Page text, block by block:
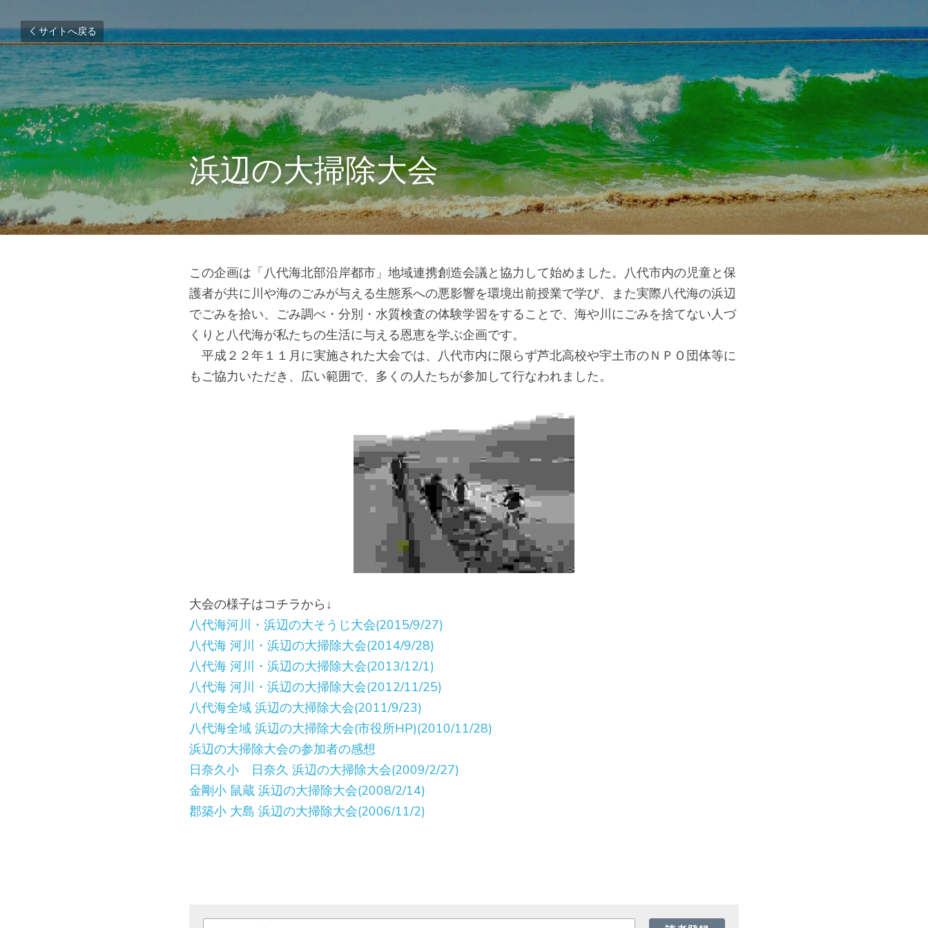
サイトへ戻る
浜辺の大掃除大会
この企画は「八代海北部沿岸都市」地域連携創造会議と協力して始めました。八代市内の児童と保
護者が共に川や海のごみが与える生態系への悪影響を環境出前授業で学び、また実際八代海の浜辺
でごみを拾い、ごみ調べ・分別・水質検査の体験学習をすることで、海や川にごみを捨てない人づ
くりと八代海が私たちの生活に与える恩恵を学ぶ企画です。
平成２２年１１月に実施された大会では、八代市内に限らず芦北高校や宇土市のＮＰＯ団体等に
もご協力いただき、広い範囲で、多くの人たちが参加して行なわれました。
大会の様子はコチラから↓
八代海河川・浜辺の大そうじ大会(2015/9/27)
八代海 河川・浜辺の大掃除大会(2014/9/28)
八代海 河川・浜辺の大掃除大会(2013/12/1)
八代海 河川・浜辺の大掃除大会(2012/11/25)
八代海全域 浜辺の大掃除大会(2011/9/23)
八代海全域 浜辺の大掃除大会(市役所HP)(2010/11/28)
浜辺の大掃除大会の参加者の感想
日奈久小　日奈久 浜辺の大掃除大会(2009/2/27)
金剛小 鼠蔵 浜辺の大掃除大会(2008/2/14)
郡築小 大島 浜辺の大掃除大会(2006/11/2)